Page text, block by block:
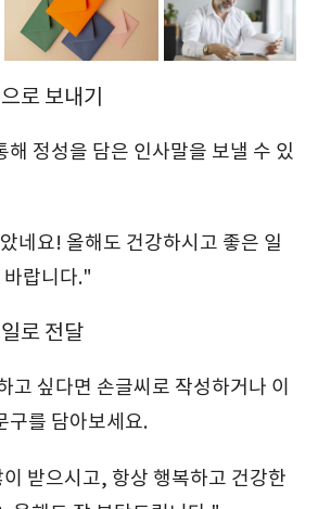
로 보내기
해 정성을 담은 인사말을 보낼 수 있
네요! 올해도 건강하시고 좋은 일
바랍니다."
로 전달
고 싶다면 손글씨로 작성하거나 이
구를 담아보세요.
받으시고, 항상 행복하고 건강한